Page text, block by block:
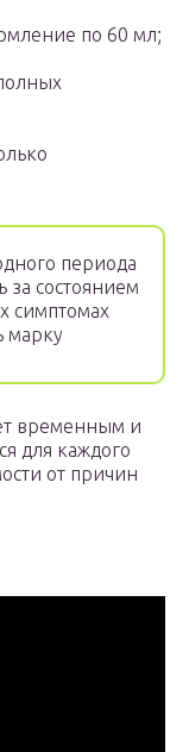
по 60 мл;
периода
за состоянием
симптомах
марку
временным и
для каждого
от причин